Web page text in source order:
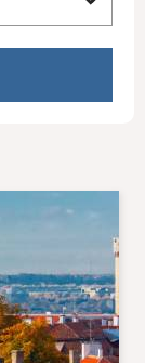
2026/2027